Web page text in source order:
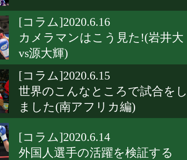
[コラム]2020.6.16
カメラマンはこう見た!(岩井大
vs源大輝)
[コラム]2020.6.15
世界のこんなところで試合を
ました(南アフリカ編)
[コラム]2020.6.14
外国人選手の活躍を検証する